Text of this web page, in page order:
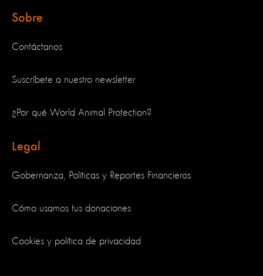
Sobre
Contáctanos
Suscríbete a nuestro newsletter
¿Por qué World Animal Protection?
Legal
Gobernanza, Políticas y Reportes Financieros
Cómo usamos tus donaciones
Cookies y política de privacidad